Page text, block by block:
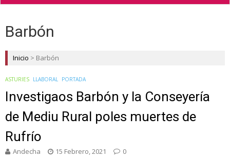
Barbón
Inicio > Barbón
ASTURIES LLABORAL PORTADA
Investigaos Barbón y la Conseyería
de Mediu Rural poles muertes de
Rufrío
Andecha 15 Febrero, 2021 0